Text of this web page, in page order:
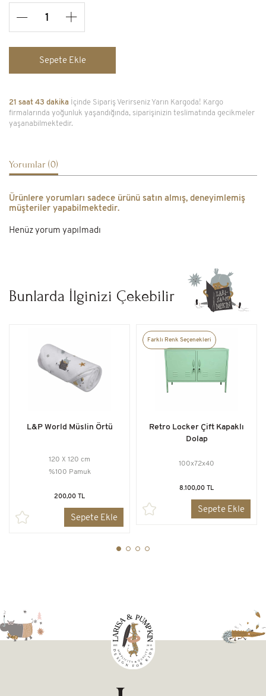
Sepete Ekle
21 saat 43 dakika İçinde Sipariş Verirseniz Yarın Kargoda! Kargo
firmalarında yoğunluk yaşandığında, siparişinizin teslimatında gecikmeler
yaşanabilmektedir.
Yorumlar (0)
Ürünlere yorumları sadece ürünü satın almış, deneyimlemiş
müşteriler yapabilmektedir.
Henüz yorum yapılmadı
Bunlarda İlginizi Çekebilir
L&P World Müslin Örtü
120 X 120 cm
%100 Pamuk
200,00 TL
Sepete Ekle
Farklı Renk Seçenekleri
Retro Locker Çift Kapaklı
Dolap
100x72x40
8.100,00 TL
Sepete Ekle